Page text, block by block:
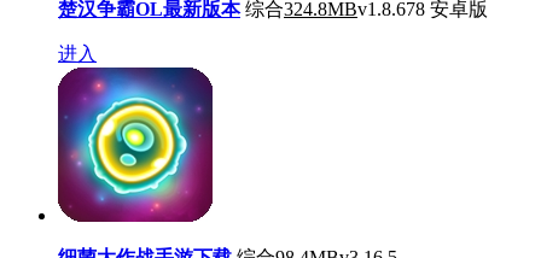
楚汉争霸OL最新版本 综合324.8MBv1.8.678 安卓版
进入